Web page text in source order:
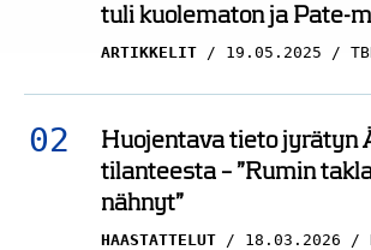
tuli kuolematon ja Pate-
ARTIKKELIT 19.05.2025
Huojentava tieto jyrätyn
tilanteesta – ”Rumin
nähnyt”
HAASTATTELUT 18.03.2026